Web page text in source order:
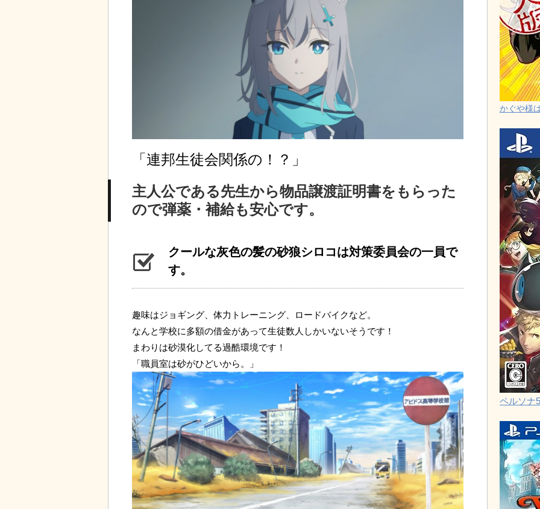
「連邦生徒会関係の！？」
主人公である先生から物品譲渡証明書をもらった
ので弾薬・補給も安心です。
クールな灰色の髪の砂狼シロコは対策委員会の一員で
す。
趣味はジョギング、体力トレーニング、ロードバイクなど。
なんと学校に多額の借金があって生徒数人しかいないそうです！
まわりは砂漠化してる過酷環境です！
「職員室は砂がひどいから。」
かぐや様
ペルソナ